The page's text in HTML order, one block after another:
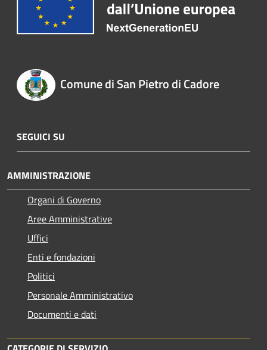
Comune di San Pietro di Cadore
SEGUICI SU
AMMINISTRAZIONE
Organi di Governo
Aree Amministrative
Uffici
Enti e fondazioni
Politici
Personale Amministrativo
Documenti e dati